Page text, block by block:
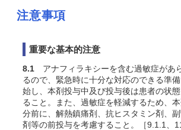
注意事項
重要な基本的注意
8.1 アナフィラキシーを含む過敏症があ
るので、緊急時に十分な対応のできる準
始し、本剤投与中及び投与後は患者の状
ること。また、過敏症を軽減するため、
分前に、解熱鎮痛剤、抗ヒスタミン剤、
剤等の前投与を考慮すること。［9.1.1、